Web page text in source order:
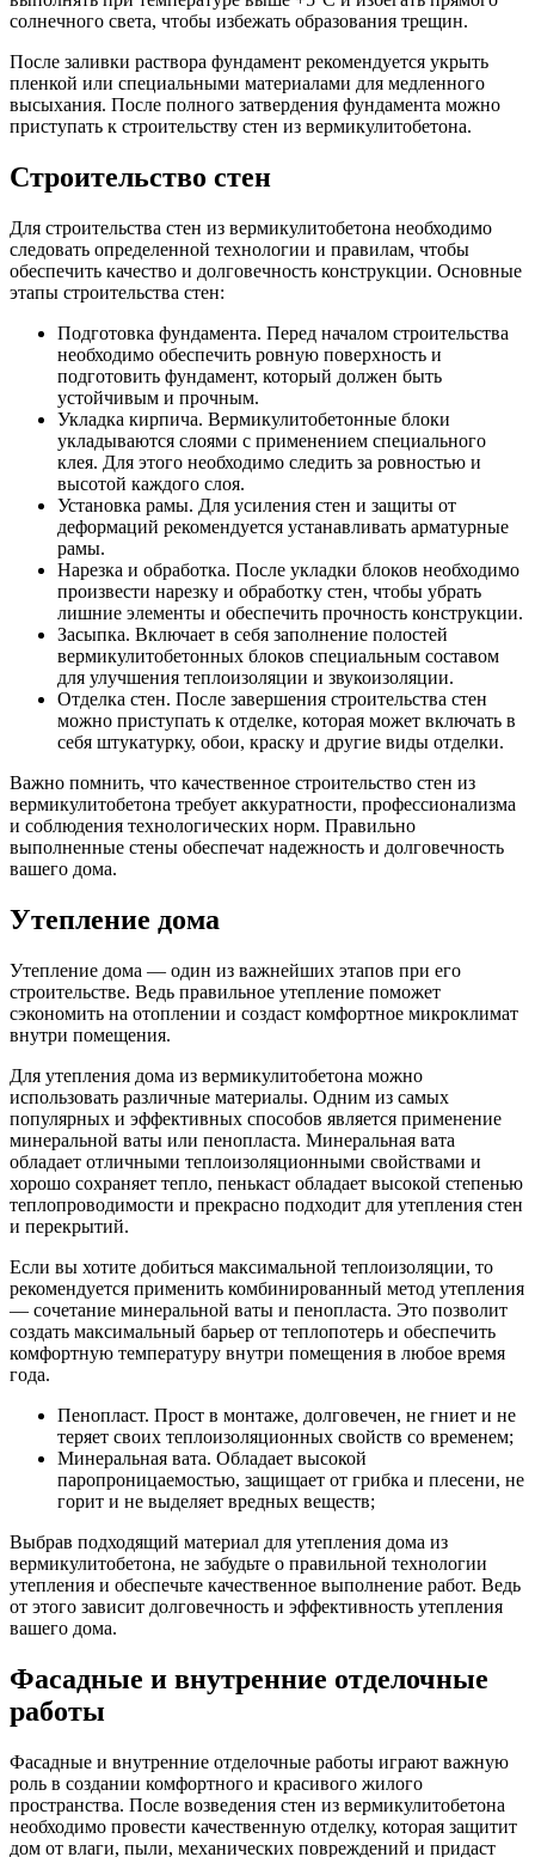
солнечного света, чтобы избежать образования трещин.
После заливки раствора фундамент рекомендуется укрыть
пленкой или специальными материалами для медленного
высыхания. После полного затвердения фундамента можно
приступать к строительству стен из вермикулитобетона.
Строительство стен
Для строительства стен из вермикулитобетона необходимо
следовать определенной технологии и правилам, чтобы
обеспечить качество и долговечность конструкции. Основные
этапы строительства стен:
Подготовка фундамента. Перед началом строительства
необходимо обеспечить ровную поверхность и
подготовить фундамент, который должен быть
устойчивым и прочным.
Укладка кирпича. Вермикулитобетонные блоки
укладываются слоями с применением специального
клея. Для этого необходимо следить за ровностью и
высотой каждого слоя.
Установка рамы. Для усиления стен и защиты от
деформаций рекомендуется устанавливать арматурные
рамы.
Нарезка и обработка. После укладки блоков необходимо
произвести нарезку и обработку стен, чтобы убрать
лишние элементы и обеспечить прочность конструкции.
Засыпка. Включает в себя заполнение полостей
вермикулитобетонных блоков специальным составом
для улучшения теплоизоляции и звукоизоляции.
Отделка стен. После завершения строительства стен
можно приступать к отделке, которая может включать в
себя штукатурку, обои, краску и другие виды отделки.
Важно помнить, что качественное строительство стен из
вермикулитобетона требует аккуратности, профессионализма
и соблюдения технологических норм. Правильно
выполненные стены обеспечат надежность и долговечность
вашего дома.
Утепление дома
Утепление дома — один из важнейших этапов при его
строительстве. Ведь правильное утепление поможет
сэкономить на отоплении и создаст комфортное микроклимат
внутри помещения.
Для утепления дома из вермикулитобетона можно
использовать различные материалы. Одним из самых
популярных и эффективных способов является применение
минеральной ваты или пенопласта. Минеральная вата
обладает отличными теплоизоляционными свойствами и
хорошо сохраняет тепло, пенькаст обладает высокой степенью
теплопроводимости и прекрасно подходит для утепления стен
и перекрытий.
Если вы хотите добиться максимальной теплоизоляции, то
рекомендуется применить комбинированный метод утепления
— сочетание минеральной ваты и пенопласта. Это позволит
создать максимальный барьер от теплопотерь и обеспечить
комфортную температуру внутри помещения в любое время
года.
Пенопласт. Прост в монтаже, долговечен, не гниет и не
теряет своих теплоизоляционных свойств со временем;
Минеральная вата. Обладает высокой
паропроницаемостью, защищает от грибка и плесени, не
горит и не выделяет вредных веществ;
Выбрав подходящий материал для утепления дома из
вермикулитобетона, не забудьте о правильной технологии
утепления и обеспечьте качественное выполнение работ. Ведь
от этого зависит долговечность и эффективность утепления
вашего дома.
Фасадные и внутренние отделочные
работы
Фасадные и внутренние отделочные работы играют важную
роль в создании комфортного и красивого жилого
пространства. После возведения стен из вермикулитобетона
необходимо провести качественную отделку, которая защитит
дом от влаги, пыли, механических повреждений и придаст